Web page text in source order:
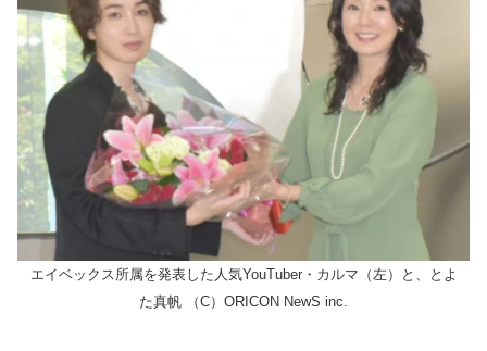
エイベックス所属を発表した人気YouTuber・カルマ（左）と、とよ
た真帆 （C）ORICON NewS inc.